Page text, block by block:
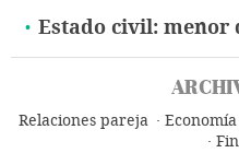
Estado civil: menor
Relaciones pareja